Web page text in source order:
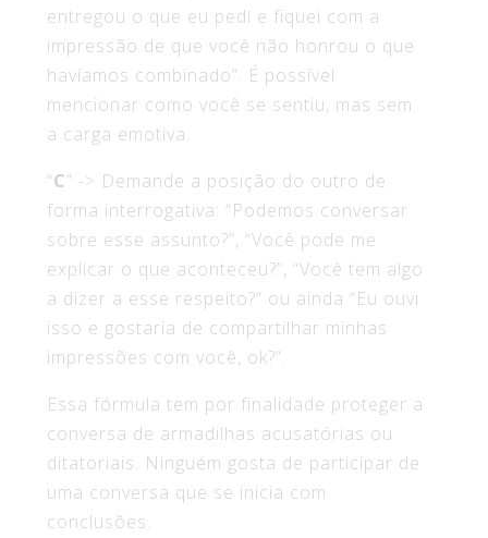
entregou o que eu pedi e fiquei com a
impressão de que você não honrou o que
havíamos combinado”. É possível
mencionar como você se sentiu, mas sem
a carga emotiva.
“C” -> Demande a posição do outro de
forma interrogativa: “Podemos conversar
sobre esse assunto?”, “Você pode me
explicar o que aconteceu?”, “Você tem algo
a dizer a esse respeito?” ou ainda “Eu ouvi
isso e gostaria de compartilhar minhas
impressões com você, ok?”.
Essa fórmula tem por finalidade proteger a
conversa de armadilhas acusatórias ou
ditatoriais. Ninguém gosta de participar de
uma conversa que se inicia com
conclusões.